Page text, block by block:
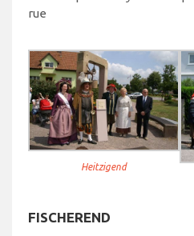
rue
Heitzigend
FISCHEREND